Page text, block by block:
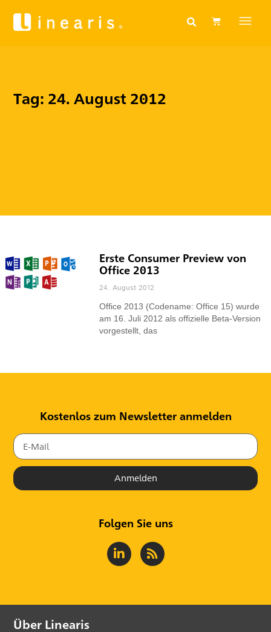
Tag: 24. August 2012
Erste Consumer Preview von
Office 2013
24. August 2012
Office 2013 (Codename: Office 15) wurde
am 16. Juli 2012 als offizielle Beta-Version
vorgestellt, das
Kostenlos zum Newsletter anmelden
Anmelden
Folgen Sie uns
Über Linearis